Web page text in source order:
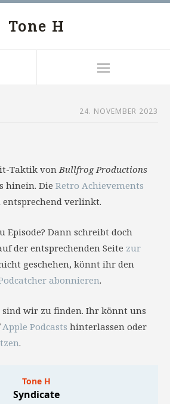
Tone H
24. NOVEMBER 2023
Taktik vonBullfrog Productions
hinein. Die Retro Achievements
entsprechend verlinkt.
Episode? Dann schreibt doch
der entsprechenden Seite zur
geschehen, könnt ihr den
abonnieren.
sind wir zu finden. Ihr könnt uns
Apple Podcasts hinterlassen oder
.